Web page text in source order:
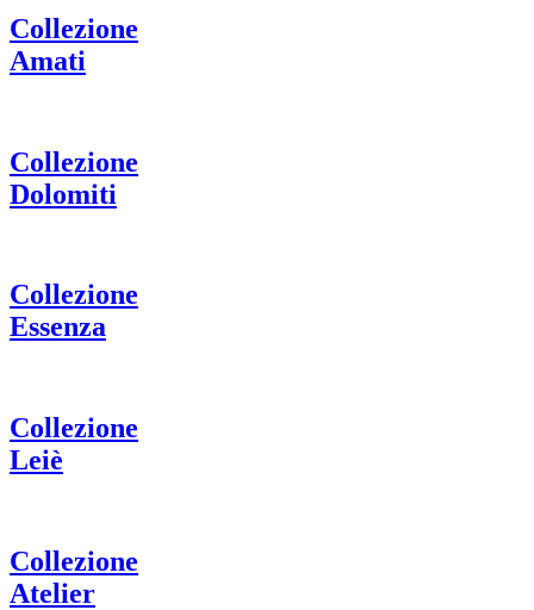
Collezione
Amati
Collezione
Dolomiti
Collezione
Essenza
Collezione
Leiè
Collezione
Atelier